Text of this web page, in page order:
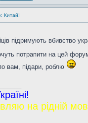
Китай!
підримують вбивство
потрапити на цей
вам, підари, роблю
на рідній